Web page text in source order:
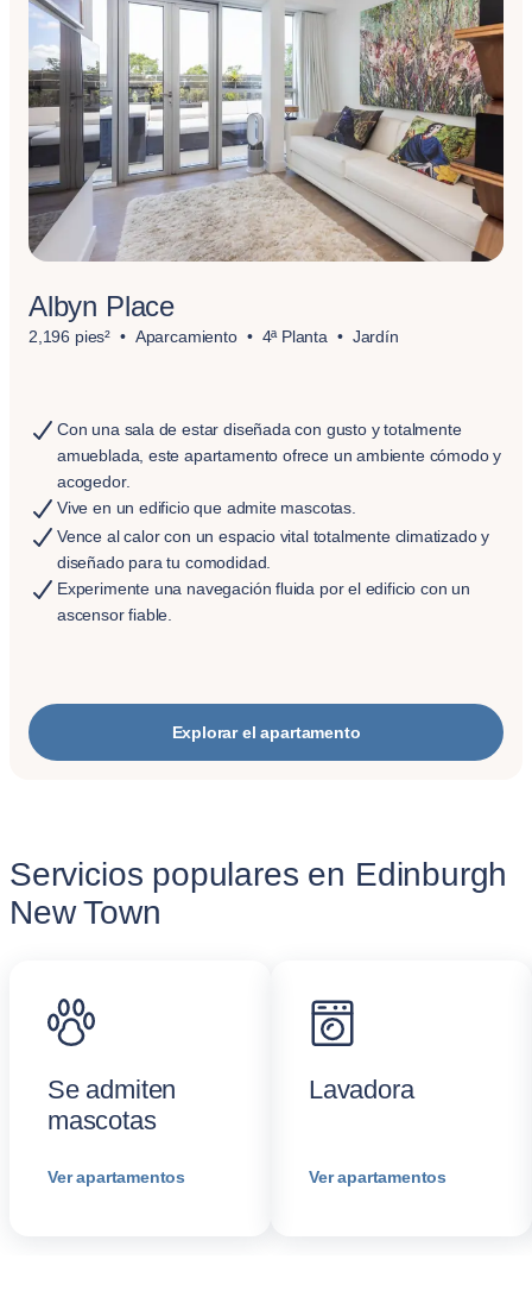
Albyn Place
2,196 pies² Aparcamiento 4ª Planta Jardín
Con una sala de estar diseñada con gusto y totalmente
amueblada, este apartamento ofrece un ambiente cómodo y
acogedor.
Vive en un edificio que admite mascotas.
Vence al calor con un espacio vital totalmente climatizado y
diseñado para tu comodidad.
Experimente una navegación fluida por el edificio con un
ascensor fiable.
Explorar el apartamento
Servicios populares en Edinburgh
New Town
Se admiten
mascotas
Ver apartamentos
Lavadora
Ver apartamentos